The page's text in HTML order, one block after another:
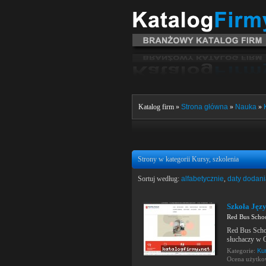
Katalog firm » Strona główna » Nauka »
Strony w kategorii Kursy, szkolenia
Sortuj według: alfabetycznie, daty
Szkoła
Red Bus
Red Bus
słuchaczy w
Kategorie:
Ocena